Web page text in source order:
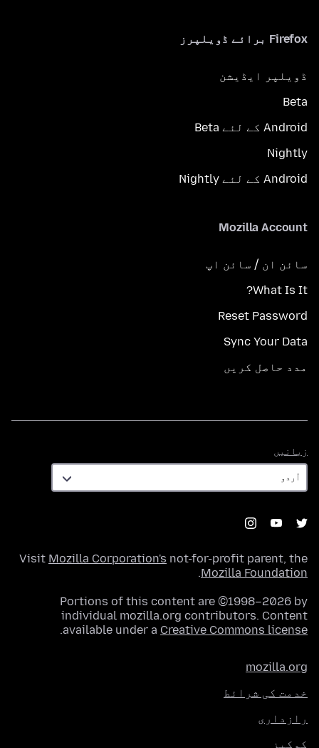
Firefox برائے ڈویلپرز
ڈویلپر ایڈیشن
Beta
Android کے لئے Beta
Nightly
Android کے لئے Nightly
Mozilla Account
سائن ان / سائن اپ
What Is It?
Reset Password
Sync Your Data
مدد حاصل کریں
زبانیں
Visit Mozilla Corporation's not-for-profit parent, the
Mozilla Foundation
.
Portions of this content are ©1998–2026 by
individual mozilla.org contributors. Content
available under a Creative Commons license
.
mozilla.org
خدمت کی شرائط
رازداری
کوکیز